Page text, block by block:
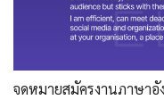
จดหมายสมัครงานภาษา